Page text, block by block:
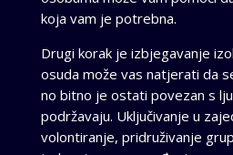
koja vam je potrebna.
Drugi korak je izbjegavanje
osuda može vas natjerati da
no bitno je ostati povezan s
podržavaju. Uključivanje u
volontiranje, pridruživanje